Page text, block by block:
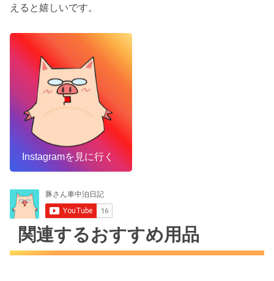
えると嬉しいです。
Instagramを見に行く
関連するおすすめ用品